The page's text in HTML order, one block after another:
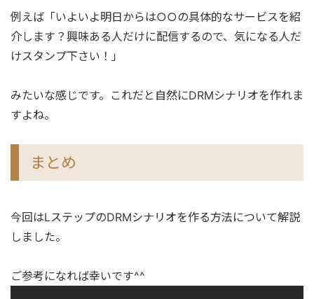
例えば「いよいよ明日からは○○の具体的なサービスを紹
介します？興味ある人だけに配信するので、気になる人だ
けスタンプ下さい！」
みたいな感じです。これだと自然にDRMシナリオを作れま
すよね。
まとめ
今回はLステップのDRMシナリオを作る方法について解説
しました。
ご参考になれば幸いです^^